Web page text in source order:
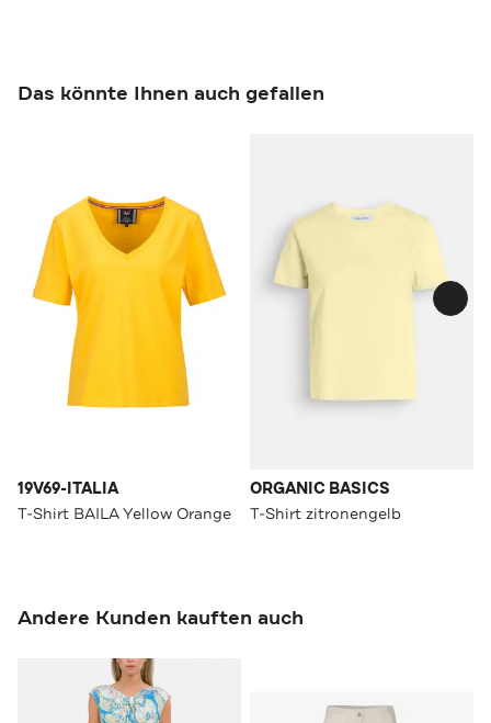
Das könnte Ihnen auch gefallen
19V69-ITALIA
T-Shirt BAILA Yellow Orange
ORGANIC BASICS
T-Shirt zitronengelb
Andere Kunden kauften auch